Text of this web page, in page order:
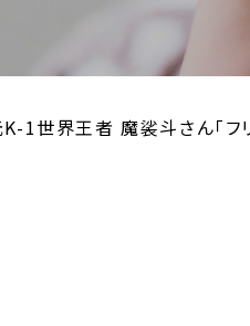
世界王者 魔裟斗さん「フ